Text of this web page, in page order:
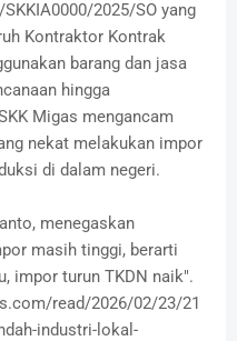
2025/SO yang
Kontraktor Kontrak
barang dan jasa
hingga
Migas mengancam
nekat melakukan impor
di dalam negeri.
menegaskan
masih tinggi, berarti
impor turun TKDN naik".
read/2026/02/23/21
industri-lokal-